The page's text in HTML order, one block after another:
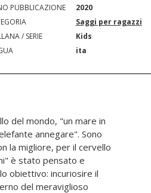
PUBBLICAZIONE
2020
Saggi per ragazzi
/ SERIE
Kids
ita
del mondo, "un mare in
annegare". Sono
la migliore, per il cervello
è stato pensato e
obiettivo: incuriosire il
del meraviglioso
condividere la nuova
di tutti i pezzi degli
non è mai stato così
scoperta del regno
con i molti esercizi
di scacchi. Età di